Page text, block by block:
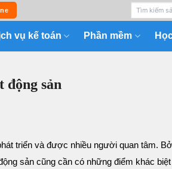
vụ kế toán Phần mềm
động sản
triển và được nhiều người quan tâm.
sản cũng cần có những điểm khác